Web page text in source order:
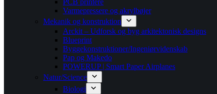
PCB printere
Varmepressere og akrylbøjer
Mekanik og konstruktion
Arckit – Udforsk og byg arkitektonisk designs
Blueprint
Byggekonstruktioner/Ingeniørvidenskab
Pap og Makedo
POWERUP | Smart Paper Airplanes
Natur/Science
Biologi